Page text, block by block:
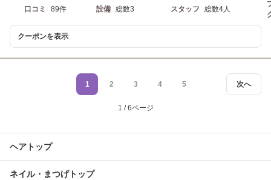
口コミ 89件 設備 総数3 スタッフ 総数4人
クーポンを表示
次へ
1 2 3 4 5
1 / 6ページ
ヘアトップ
ネイル・まつげトップ